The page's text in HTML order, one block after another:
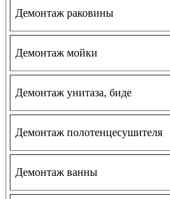
Демонтаж раковины
Демонтаж мойки
Демонтаж унитаза, биде
Демонтаж полотенцесушителя
Демонтаж ванны